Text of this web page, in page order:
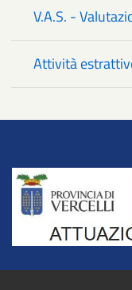
V.A.S. -
Attività
Title